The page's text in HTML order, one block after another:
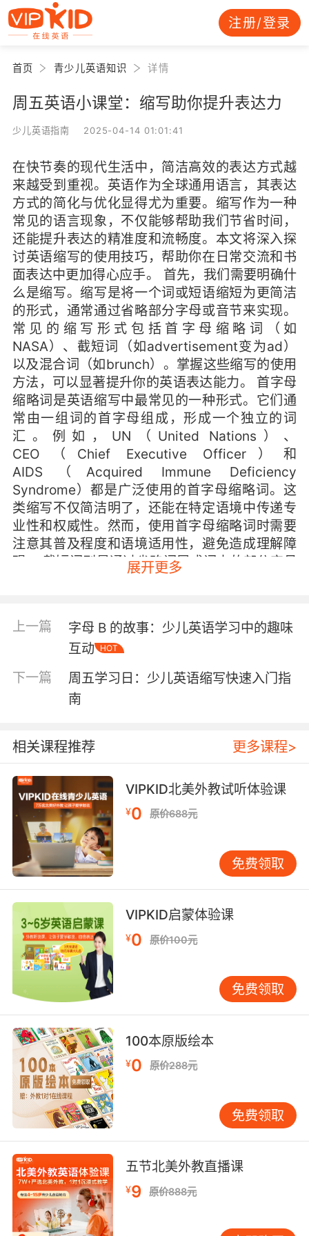
注册/登录
首页 青少儿英语知识 详情
周五英语小课堂：缩写助你提升表达力
少儿英语指南 2025-04-14 01:01:41
在快节奏的现代生活中，简洁高效的表达方式越
来越受到重视。英语作为全球通用语言，其表达
方式的简化与优化显得尤为重要。缩写作为一种
常见的语言现象，不仅能够帮助我们节省时间，
还能提升表达的精准度和流畅度。本文将深入探
讨英语缩写的使用技巧，帮助你在日常交流和书
面表达中更加得心应手。 首先，我们需要明确什
么是缩写。缩写是将一个词或短语缩短为更简洁
的形式，通常通过省略部分字母或音节来实现。
常见的缩写形式包括首字母缩略词（如
NASA）、截短词（如advertisement变为ad）
以及混合词（如brunch）。掌握这些缩写的使用
方法，可以显著提升你的英语表达能力。 首字母
缩略词是英语缩写中最常见的一种形式。它们通
常由一组词的首字母组成，形成一个独立的词
汇。例如，UN（United Nations）、
CEO（Chief Executive Officer）和
AIDS（Acquired Immune Deficiency
Syndrome）都是广泛使用的首字母缩略词。这
类缩写不仅简洁明了，还能在特定语境中传递专
业性和权威性。然而，使用首字母缩略词时需要
注意其普及程度和语境适用性，避免造成理解障
碍。 截短词则是通过省略词尾或词中的部分字母
来实现缩写的。例如，photo（photograph）、
是截短词的典型代表。这类缩写在日常交流中非
常常见，能够有效缩短表达时间，提升沟通效
率。需要注意的是，截短词的使用通常较为随
意，适用于非正式场合，而在正式书面表达中应
谨慎使用。 混合词是将两个词的部分组合在一
起，形成一个新的词汇。例如，smog（smoke +
motel（motor + hotel）都是混合词的典型例
子。这类缩写不仅简洁，还能通过词汇的组合传
递出特定的含义和语境。掌握混合词的使用方
法，可以帮助你在表达中更加灵活多变。 除了上
述常见的缩写形式，英语中还存在一些特殊的缩
写现象。例如，contractions（缩约词）是将两
个词合并为一个词，省略部分字母并用撇号（'）
代替。常见的缩约词包括don’t（do not）、
语和非正式书面表达中非常常见，能够使语言更
加流畅自然。然而，在正式书面表达中，缩约词
的使用应尽量避免，以保持语言的严谨性。 在使
用缩写时，还需要注意其语境和受众。不同的语
境和受众对缩写的接受程度和理解能力各不相
同。例如，在专业领域内，使用特定领域的首字
跨文化的交流中，过度使用缩写可能会导致理解
障碍。因此，在使用缩写时，应根据具体语境和
受众的特点，灵活调整缩写的使用频率和形式。
此外，缩写的规范性和一致性也是需要注意的问
题。在书面表达中，缩写的使用应遵循一定的规
范，避免随意性和不一致性。例如，U.S.和USA
一致，避免混用。同时，缩写的使用还应遵循相
应的语法规则，避免出现语法错误或歧义。 掌握
缩写的使用方法，不仅能够提升你的英语表达能
力，还能帮助你更好地理解和运用英语。通过学
习和实践，你可以逐渐熟悉各种缩写的使用场景
展开更多
上一篇
字母 B 的故事：少儿英语学习中的趣味
互动
HOT
下一篇
周五学习日：少儿英语缩写快速入门指
南
相关课程推荐 更多课程>
VIPKID北美外教试听体验课
¥0 原价688元
免费领取
VIPKID启蒙体验课
¥0 原价100元
免费领取
100本原版绘本
¥0 原价288元
免费领取
五节北美外教直播课
¥9 原价888元